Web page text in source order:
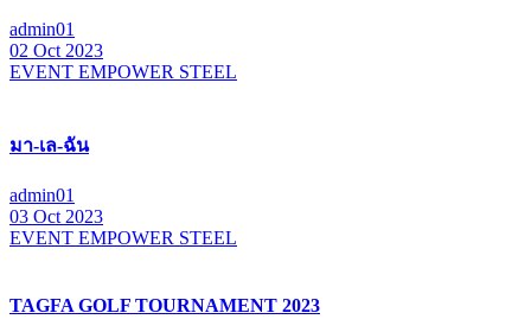
admin01
02 Oct 2023
EVENT EMPOWER STEEL
มา-เล-ฉัน
admin01
03 Oct 2023
EVENT EMPOWER STEEL
TAGFA GOLF TOURNAMENT 2023